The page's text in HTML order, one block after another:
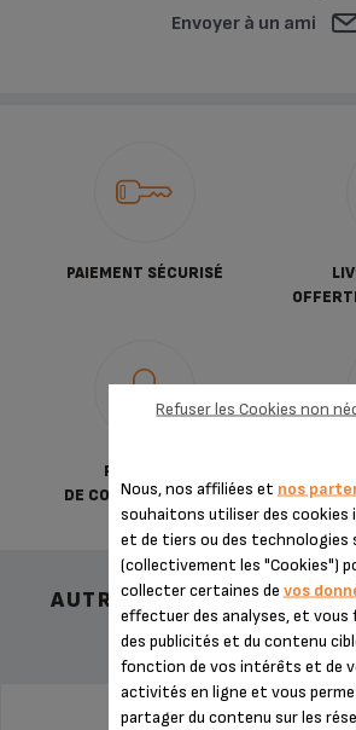
Envoyer à un ami
PAIEMENT SÉCURISÉ
POLITIQUE
DE CONFIDENTIALITÉ
AUTRES ACCESSOIRES
Nous, nos affiliées et nos
souhaitons utiliser des cookies
et de tiers ou des technologies
(collectivement les "Cookies")
collecter certaines de vos
effectuer des analyses, et vous
des publicités et du contenu
fonction de vos intérêts et de
activités en ligne et vous
partager du contenu sur les
Refuser les Cookies non